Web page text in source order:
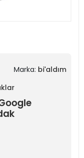
Marka: bi'aldım